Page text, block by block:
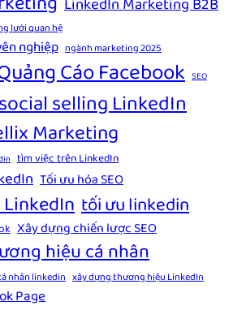
LinkedIn Marketing B2B
lưới quan hệ
nghiệp ngành marketing 2025
Cáo Facebook SEO
selling LinkedIn
Marketing
tìm việc trên LinkedIn
Tối ưu hóa SEO
tối ưu linkedin
Xây dựng chiến lược SEO
hiệu cá nhân
nhân linkedin xây dựng thương hiệu LinkedIn
Page